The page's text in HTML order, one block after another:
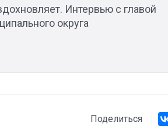
Интервью с главой
округа
Поделиться